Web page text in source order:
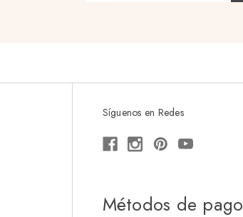
Síguenos en Redes
Métodos de pago